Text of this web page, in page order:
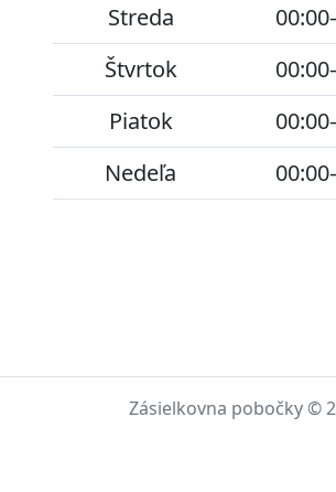
Streda
Štvrtok
Piatok
Nedeľa
Zásielkovna pobočky ©